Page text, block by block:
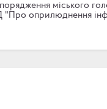
міського
"Про оприлюднення